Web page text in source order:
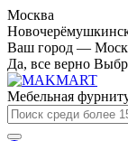
Москва
Ваш город —
Да, все верно
Мебельная